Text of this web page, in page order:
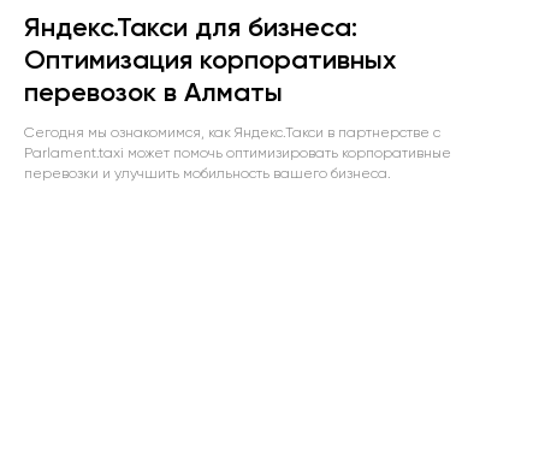
Яндекс.Такси для бизнеса:
Оптимизация корпоративных
перевозок в Алматы
Сегодня мы ознакомимся, как Яндекс.Такси в партнерстве с
Parlament.taxi может помочь оптимизировать корпоративные
перевозки и улучшить мобильность вашего бизнеса.